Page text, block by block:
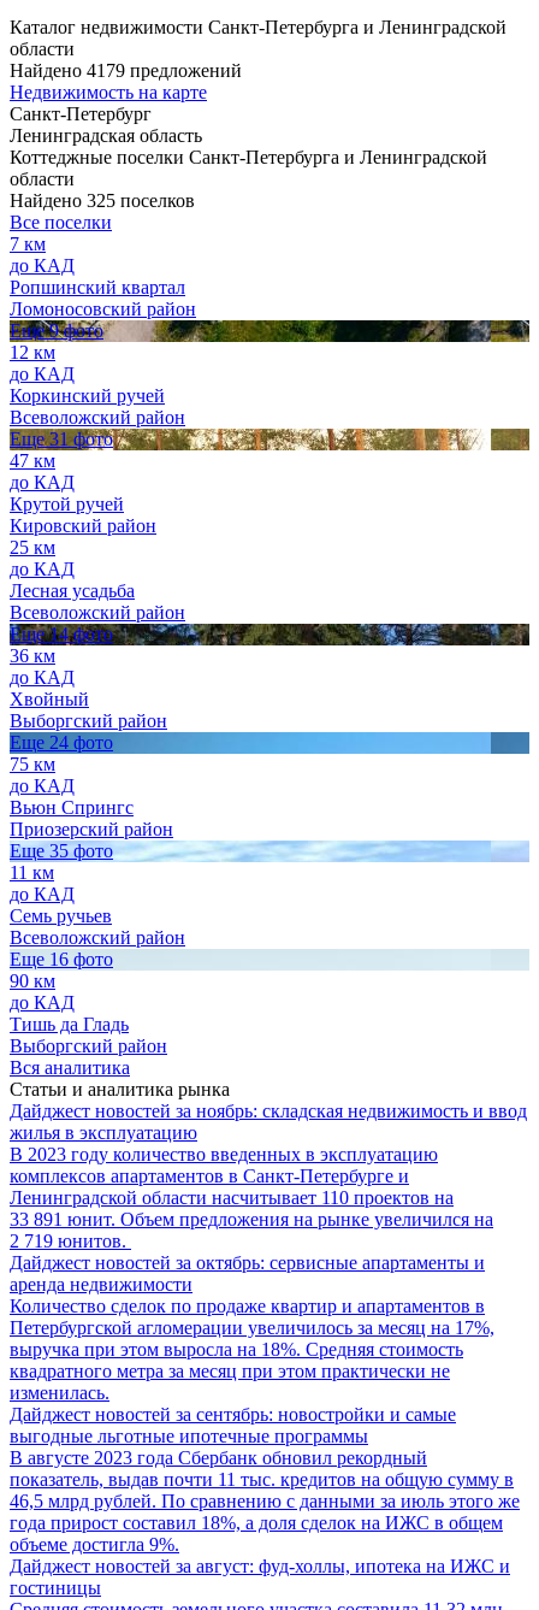
Каталог недвижимости Санкт-Петербурга и Ленинградской
области
Найдено 4179 предложений
Недвижимость на карте
Санкт-Петербург
Ленинградская область
Коттеджные поселки Санкт-Петербурга и Ленинградской
области
Найдено 325 поселков
Все поселки
7 км
до КАД
Ропшинский квартал
Ломоносовский район
Еще 9 фото
12 км
до КАД
Коркинский ручей
Всеволожский район
Еще 31 фото
47 км
до КАД
Крутой ручей
Кировский район
25 км
до КАД
Лесная усадьба
Всеволожский район
Еще 14 фото
36 км
до КАД
Хвойный
Выборгский район
Еще 24 фото
75 км
до КАД
Вьюн Спрингс
Приозерский район
Еще 35 фото
11 км
до КАД
Семь ручьев
Всеволожский район
Еще 16 фото
90 км
до КАД
Тишь да Гладь
Выборгский район
Вся аналитика
Статьи и аналитика рынка
Дайджест новостей за ноябрь: складская недвижимость и ввод
жилья в эксплуатацию
В 2023 году количество введенных в эксплуатацию
комплексов апартаментов в Санкт-Петербурге и
Ленинградской области насчитывает 110 проектов на
33 891 юнит. Объем предложения на рынке увеличился на
2 719 юнитов.
Дайджест новостей за октябрь: сервисные апартаменты и
аренда недвижимости
Количество сделок по продаже квартир и апартаментов в
Петербургской агломерации увеличилось за месяц на 17%,
выручка при этом выросла на 18%. Средняя стоимость
квадратного метра за месяц при этом практически не
изменилась.
Дайджест новостей за сентябрь: новостройки и самые
выгодные льготные ипотечные программы
В августе 2023 года Сбербанк обновил рекордный
показатель, выдав почти 11 тыс. кредитов на общую сумму в
46,5 млрд рублей. По сравнению с данными за июль этого же
года прирост составил 18%, а доля сделок на ИЖС в общем
объеме достигла 9%.
Дайджест новостей за август: фуд-холлы, ипотека на ИЖС и
гостиницы